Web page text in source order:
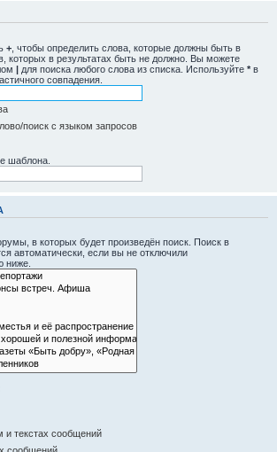
+ , чтобы определить слова, которые должны быть в
которых в результатах быть не должно. Вы можете
| для поиска любого слова из списка. Используйте * в
совпадения.
поиск с языком запросов
шаблона.
в которых будет произведён поиск. Поиск в
автоматически, если вы не отключили
ниже.
и текстах сообщений